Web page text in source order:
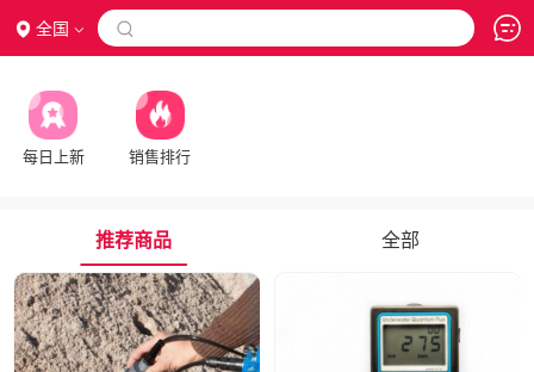
全国 
每日上新 销售排行
推荐商品 全部